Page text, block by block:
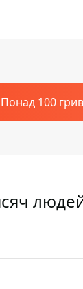
Понад 100